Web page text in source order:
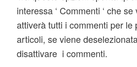
interessa ‘ Commenti ‘ che
attiverà tutti i commenti per le
articoli, se viene
disattivare i commenti.